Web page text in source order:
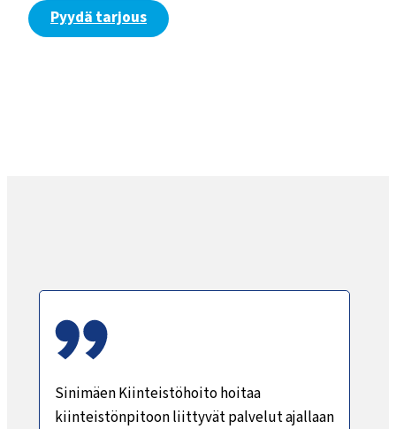
Pyydä tarjous
Sinimäen Kiinteistöhoito hoitaa
kiinteistönpitoon liittyvät palvelut ajallaan